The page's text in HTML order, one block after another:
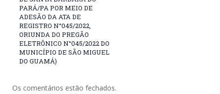
PARÁ/PA POR MEIO DE
ADESÃO DA ATA DE
REGISTRO N°045/2022,
ORIUNDA DO PREGÃO
ELETRÔNICO N°045/2022 DO
MUNICÍPIO DE SÃO MIGUEL
DO GUAMÁ)
Os comentários estão fechados.